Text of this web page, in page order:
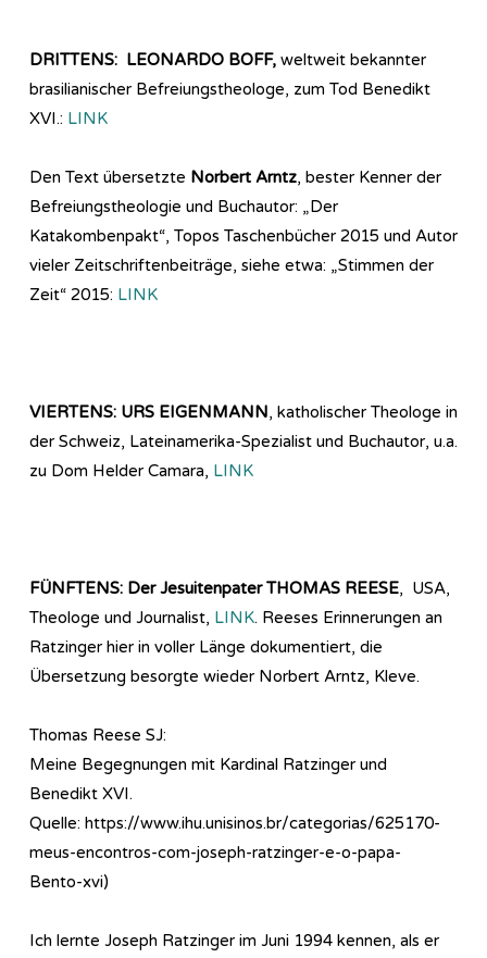
DRITTENS: LEONARDO BOFF, weltweit bekannter
brasilianischer Befreiungstheologe, zum Tod Benedikt
XVI.: LINK
Den Text übersetzte Norbert Arntz, bester Kenner der
Befreiungstheologie und Buchautor: „Der
Katakombenpakt“, Topos Taschenbücher 2015 und Autor
vieler Zeitschriftenbeiträge, siehe etwa: „Stimmen der
Zeit“ 2015: LINK
VIERTENS: URS EIGENMANN, katholischer Theologe in
der Schweiz, Lateinamerika-Spezialist und Buchautor, u.a.
zu Dom Helder Camara, LINK
FÜNFTENS: Der Jesuitenpater THOMAS REESE, USA,
Theologe und Journalist, LINK. Reeses Erinnerungen an
Ratzinger hier in voller Länge dokumentiert, die
Übersetzung besorgte wieder Norbert Arntz, Kleve.
Thomas Reese SJ:
Meine Begegnungen mit Kardinal Ratzinger und
Benedikt XVI.
Quelle: https://www.ihu.unisinos.br/categorias/625170-
meus-encontros-com-joseph-ratzinger-e-o-papa-
Bento-xvi)
Ich lernte Joseph Ratzinger im Juni 1994 kennen, als er